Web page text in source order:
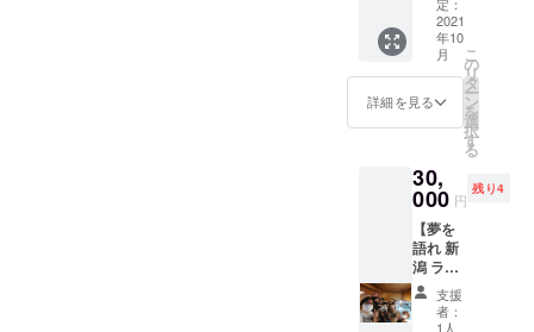
へ。京都、
大阪、東
京、兵庫に
支店を展開
2012年アメ
リカ、ボス
トンに家族
とともに移
住。現地で
はハーバー
上』で
ご利用
いただ
くとお
得にな
りま
DREAM
SPARK
の初期
ユー
ザーと
して
SNSに
もご招
＆
【DRE
AMSPA
RKの原
野を開
拓する
年間
ラーメ
ンが食
べ放題
になる
夢の限
定リ
ターン
です。
2021
年10
月
詳細を見る
こ
の
リ
タ
ー
ン
を
選
択
す
る
30,
000 円
残り4
【夢を
語れ 新
潟 ラー
メン半
年間食
べ放
支援
者：
1人